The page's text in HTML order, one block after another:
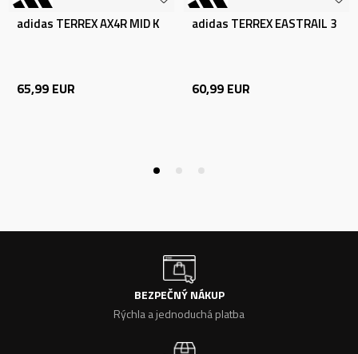
adidas TERREX AX4R MID K
65,99 EUR
adidas TERREX EASTRAIL 3
60,99 EUR
BEZPEČNÝ NÁKUP
Rýchla a jednoduchá platba